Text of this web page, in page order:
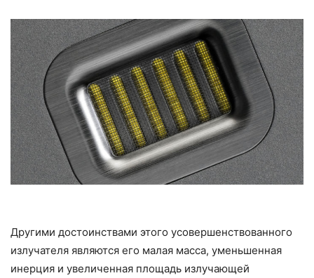
Другими достоинствами этого усовершенствованного
излучателя являются его малая масса, уменьшенная
инерция и увеличенная площадь излучающей